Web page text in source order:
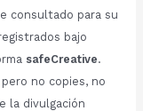
consultado para su
bajo
safeCreative.
no copies, no
la divulgación